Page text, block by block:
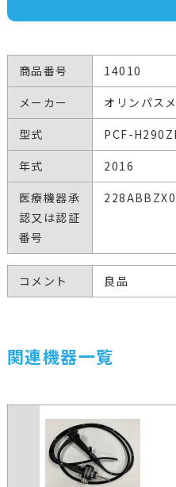
商品番号
14010
メーカー
オリンパス
型式
PCF-H290ZI
年式
2016
医療機器承
認又は認証
番号
コメント 良品
関連機器一覧